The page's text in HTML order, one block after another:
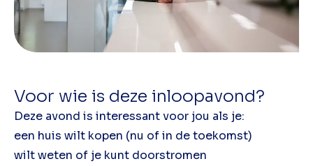
Voor wie is deze inloopavond?
Deze avond is interessant voor jou als je:
een huis wilt kopen (nu of in de toekomst)
wilt weten of je kunt doorstromen